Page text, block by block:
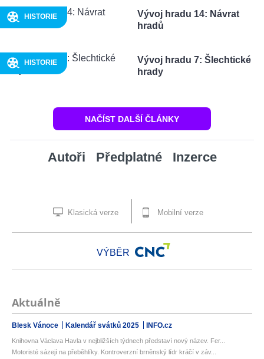
HISTORIE
Vývoj hradu 14: Návrat
hradů
HISTORIE
Vývoj hradu 7: Šlechtické
hrady
NAČÍST DALŠÍ ČLÁNKY
Autoři Předplatné Inzerce
Klasická verze Mobilní verze
VÝBĚR
Aktuálně
Blesk Vánoce Kalendář svátků 2025 INFO.cz
Knihovna Václava Havla v nejbližších týdnech představí nový název. Fer...
Motoristé sázejí na přeběhlíky. Kontroverzní brněnský lídr kráčí v záv...